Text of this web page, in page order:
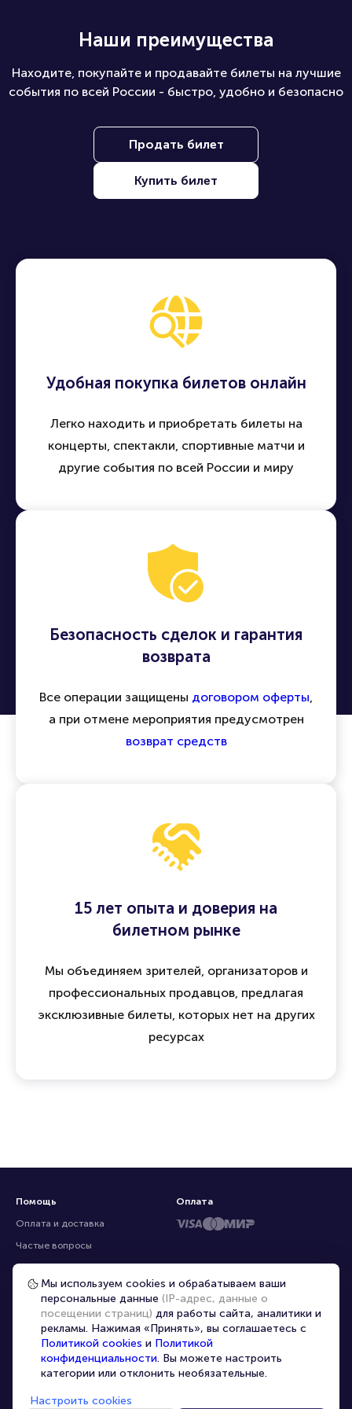
Наши преимущества
Находите, покупайте и продавайте билеты на лучшие
события по всей России - быстро, удобно и безопасно
Продать билет
Купить билет
Удобная покупка билетов онлайн
Легко находить и приобретать билеты на
концерты, спектакли, спортивные матчи и
другие события по всей России и миру
Безопасность сделок и гарантия
возврата
Все операции защищены договором оферты,
а при отмене мероприятия предусмотрен
возврат средств
15 лет опыта и доверия на
билетном рынке
Мы объединяем зрителей, организаторов и
профессиональных продавцов, предлагая
эксклюзивные билеты, которых нет на других
ресурсах
Помощь
Оплата и доставка
Частые вопросы
Перепродажа билетов
Организаторам
Корпоративным клиентам
VIP-билеты
Условия использования
Персональные данные
О компании
Оплата
Мы используем cookies и обрабатываем ваши
персональные данные (IP-адрес, данные о
посещении страниц) для работы сайта, аналитики и
рекламы. Нажимая «Принять», вы соглашаетесь с
Политикой cookies и Политикой
конфиденциальности. Вы можете настроить
категории или отклонить необязательные.
Настроить cookies